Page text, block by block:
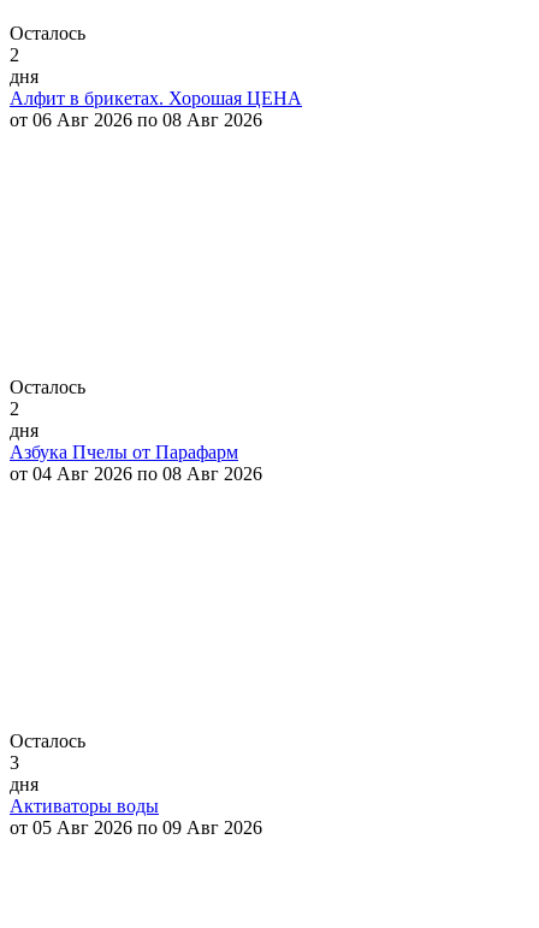
Осталось
2
дня
Алфит в брикетах. Хорошая ЦЕНА
от 06 Авг 2026 по 08 Авг 2026
Осталось
2
дня
Азбука Пчелы от Парафарм
от 04 Авг 2026 по 08 Авг 2026
Осталось
3
дня
Активаторы воды
от 05 Авг 2026 по 09 Авг 2026